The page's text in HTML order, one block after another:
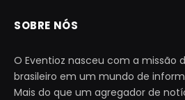
SOBRE NÓS
O Eventioz nasceu com a missão
brasileiro em um mundo de
Mais do que um agregador de